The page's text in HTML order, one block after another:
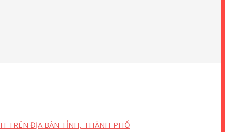
TRÊN ĐỊA BÀN TỈNH, THÀNH PHỐ